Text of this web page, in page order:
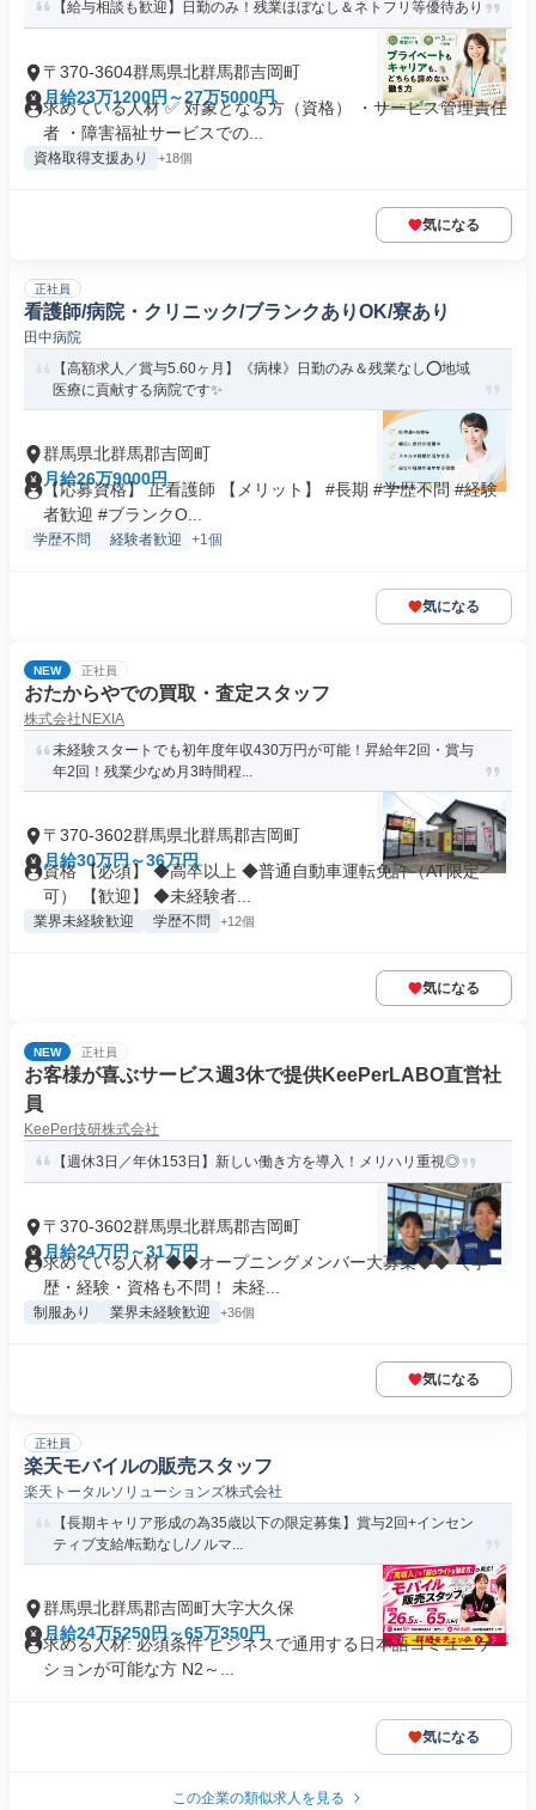
【給与相談も歓迎】日勤のみ！残業ほぼなし＆ネトフリ等優待あり
〒370-3604群馬県北群馬郡吉岡町
月給23万1200円～27万5000円
求めている人材 ✅ 対象となる方（資格） ・サービス管理責任
者 ・障害福祉サービスでの...
資格取得支援あり +18個
気になる
正社員
看護師/病院・クリニック/ブランクありOK/寮あり
田中病院
【高額求人／賞与5.60ヶ月】《病棟》日勤のみ＆残業なし⭕地域
医療に貢献する病院です✨
群馬県北群馬郡吉岡町
月給26万9000円
【応募資格】 正看護師 【メリット】 #長期 #学歴不問 #経験
者歓迎 #ブランクO...
学歴不問 経験者歓迎 +1個
気になる
NEW 正社員
おたからやでの買取・査定スタッフ
株式会社NEXIA
未経験スタートでも初年度年収430万円が可能！昇給年2回・賞与
年2回！残業少なめ月3時間程...
〒370-3602群馬県北群馬郡吉岡町
月給30万円～36万円
資格 【必須】 ◆高卒以上 ◆普通自動車運転免許（AT限定
可） 【歓迎】 ◆未経験者...
業界未経験歓迎 学歴不問 +12個
気になる
NEW 正社員
お客様が喜ぶサービス週3休で提供KeePerLABO直営社
員
KeePer技研株式会社
【週休3日／年休153日】新しい働き方を導入！メリハリ重視◎
〒370-3602群馬県北群馬郡吉岡町
月給24万円～31万円
求めている人材 ◆◆オープニングメンバー大募集◆◆ ＼学
歴・経験・資格も不問！ 未経...
制服あり 業界未経験歓迎 +36個
気になる
正社員
楽天モバイルの販売スタッフ
楽天トータルソリューションズ株式会社
【長期キャリア形成の為35歳以下の限定募集】賞与2回+インセン
ティブ支給/転勤なし/ノルマ...
群馬県北群馬郡吉岡町大字大久保
月給24万5250円～65万350円
求める人材: 必須条件 ビジネスで通用する日本語コミュニケー
ションが可能な方 N2～...
気になる
この企業の類似求人を見る